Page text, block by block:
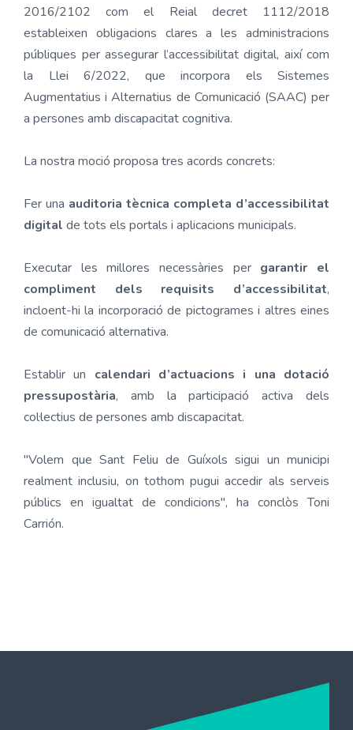
2016/2102 com el Reial decret 1112/2018
estableixen obligacions clares a les administracions
públiques per assegurar l’accessibilitat digital, així com
la Llei 6/2022, que incorpora els Sistemes
Augmentatius i Alternatius de Comunicació (SAAC) per
a persones amb discapacitat cognitiva.
La nostra moció proposa tres acords concrets:
Fer una auditoria tècnica completa d’accessibilitat
digital de tots els portals i aplicacions municipals.
Executar les millores necessàries per garantir el
compliment dels requisits d’accessibilitat,
incloent-hi la incorporació de pictogrames i altres eines
de comunicació alternativa.
Establir un calendari d’actuacions i una dotació
pressupostària, amb la participació activa dels
col·lectius de persones amb discapacitat.
"Volem que Sant Feliu de Guíxols sigui un municipi
realment inclusiu, on tothom pugui accedir als serveis
públics en igualtat de condicions", ha conclòs Toni
Carrión.